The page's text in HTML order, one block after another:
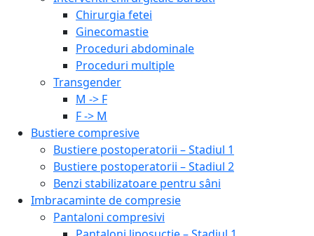
Chirurgia fetei
Ginecomastie
Proceduri abdominale
Proceduri multiple
Transgender
M -> F
F -> M
Bustiere compresive
Bustiere postoperatorii – Stadiul 1
Bustiere postoperatorii – Stadiul 2
Benzi stabilizatoare pentru sâni
Imbracaminte de compresie
Pantaloni compresivi